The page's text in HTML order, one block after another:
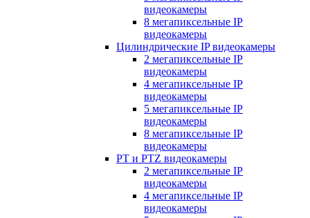
видеокамеры
8 мегапиксельные IP
видеокамеры
Цилиндрические IP видеокамеры
2 мегапиксельные IP
видеокамеры
4 мегапиксельные IP
видеокамеры
5 мегапиксельные IP
видеокамеры
8 мегапиксельные IP
видеокамеры
PT и PTZ видеокамеры
2 мегапиксельные IP
видеокамеры
4 мегапиксельные IP
видеокамеры